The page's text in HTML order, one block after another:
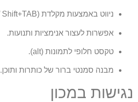
ניווט באמצעות מקלדת (TAB / Shift+TAB).
אפשרות לעצור אנימציות ותנועות.
טקסט חלופי לתמונות (alt).
מבנה סמנטי ברור של כותרות ותוכן.
נגישות במכון